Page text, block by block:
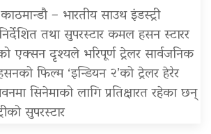
– भारतीय साउथ इंडस्ट्री
तथा सुपरस्टार कमल हसन स्टारर
एक्सन दृश्यले भरिपूर्ण ट्रेलर सार्वजनिक
फिल्म ‘इन्डियन २’को ट्रेलर हेरेर
सिनेमाको लागि प्रतिक्षारत रहेका छन्
सुपरस्टार